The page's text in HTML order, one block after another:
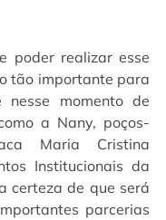
poder realizar esse
tão importante para
nesse momento de
a Nany, poços-
Maria Cristina
Institucionais da
certeza de que será
parcerias